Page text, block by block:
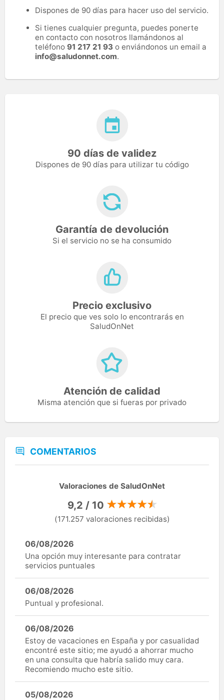
Dispones de 90 días para hacer uso del servicio.
Si tienes cualquier pregunta, puedes ponerte
en contacto con nosotros llamándonos al
teléfono 91 217 21 93 o enviándonos un email a
info@saludonnet.com.
90 días de validez
Dispones de 90 días para utilizar tu código
Garantía de devolución
Si el servicio no se ha consumido
Precio exclusivo
El precio que ves solo lo encontrarás en
SaludOnNet
Atención de calidad
Misma atención que si fueras por privado
COMENTARIOS
Valoraciones de SaludOnNet
9,2 / 10
(171.257 valoraciones recibidas)
06/08/2026
Una opción muy interesante para contratar
servicios puntuales
06/08/2026
Puntual y profesional.
06/08/2026
Estoy de vacaciones en España y por casualidad
encontré este sitio; me ayudó a ahorrar mucho
en una consulta que habría salido muy cara.
Recomiendo mucho este sitio.
05/08/2026